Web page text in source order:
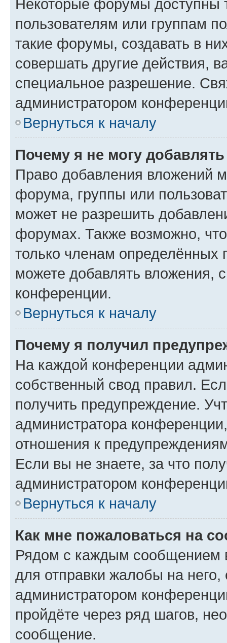
Некоторые форумы доступны
пользователям или группам
такие форумы, создавать в
совершать другие действия,
специальное разрешение.
администратором
Вернуться к началу
Почему я не могу
Право добавления вложений
форума, группы или
может не разрешить
форумах. Также возможно,
только членам определённых
можете добавлять вложения,
конференции.
Вернуться к началу
Почему я получил
На каждой конференции
собственный свод правил.
получить предупреждение.
администратора
отношения к
Если вы не знаете, за что
администратором
Вернуться к началу
Как мне пожаловаться на
Рядом с каждым сообщением
для отправки жалобы на
администратором
пройдёте через ряд шагов,
сообщение.